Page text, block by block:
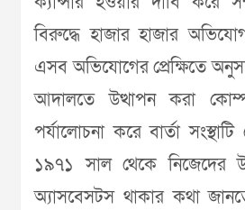
বিরুদ্ধে হাজার হাজার
এসব অভিযোগের প্রেক্ষিতে
আদালতে উত্থাপন করা
পর্যালোচনা করে বার্তা
১৯৭১ সাল থেকে নিজেদের
অ্যাসবেসটস থাকার কথা